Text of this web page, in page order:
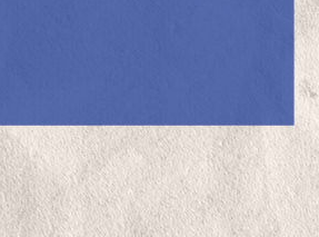
Back
To
Top